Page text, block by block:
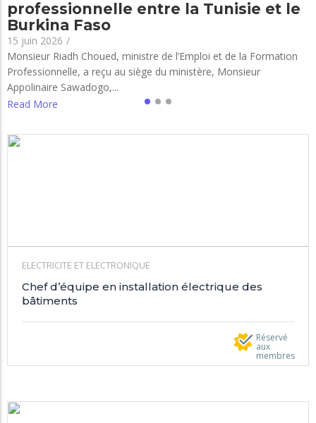
professionnelle entre la Tunisie et le
Burkina Faso
15 juin 2026 /
Monsieur Riadh Choued, ministre de l’Emploi et de la Formation
Professionnelle, a reçu au siège du ministère, Monsieur
Appolinaire Sawadogo,...
Read More
ELECTRICITE ET ELECTRONIQUE
Chef d’équipe en installation électrique des
bâtiments
Réservé
aux
membres